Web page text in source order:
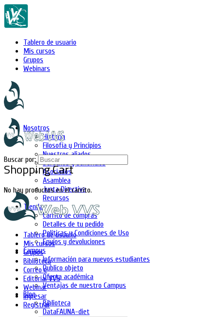
Tablero de usuario
Mis cursos
Grupos
Webinars
Nosotros
Historia
Filosofía y Principios
Nuestros aliados
Derechos y beneficios
Asociados
Asamblea
Junta Directiva
Recursos
Tienda
Carrito de compras
Detalles de tu pedido
Políticas y Condiciones de Uso
Envíos y devoluciones
Campus
Información para nuevos estudiantes
Publico objeto
Oferta académica
Ventajas de nuestro Campus
Blog
Biblioteca
DataFAUNA-diet
Shopping Cart
No hay productos en el carrito.
Buscar por:
Tablero de usuario
Mis cursos
Grupos
Biblioteca
Correo e
Editorial VVS
Webinar
Ingresar
Registrar